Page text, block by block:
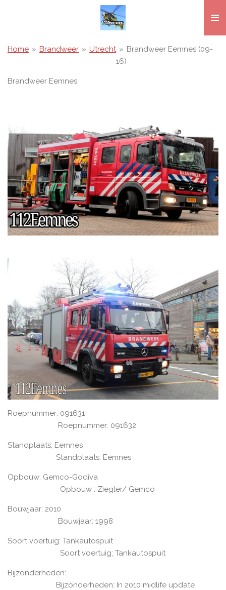
de
Home » Brandweer » Utrecht » Brandweer Eemnes (09-
16)
Brandweer Eemnes
Roepnummer: 091631
Roepnummer: 091632
Standplaats; Eemnes
Standplaats: Eemnes
Opbouw: Gemco-Godiva
Opbouw : Ziegler/ Gemco
Bouwjaar: 2010
Bouwjaar: 1998
Soort voertuig: Tankautospuit
Soort voertuig; Tankautospuit
Bijzonderheden:
Bijzonderheden: In 2010 midlife update